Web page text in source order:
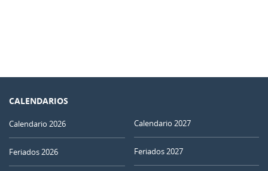
CALENDARIOS
Calendario 2026
Feriados 2026
Calendario 2027
Feriados 2027